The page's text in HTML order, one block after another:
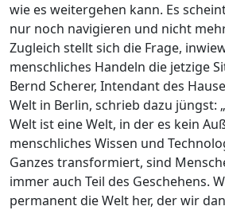
wie es weitergehen kann. Es
nur noch navigieren und nicht
Zugleich stellt sich die Frage,
menschliches Handeln die jetzige
Bernd Scherer, Intendant des
Welt in Berlin, schrieb dazu jüngst:
Welt ist eine Welt, in der es kein
menschliches Wissen und
Ganzes transformiert, sind
immer auch Teil des Geschehens.
permanent die Welt her, der wir